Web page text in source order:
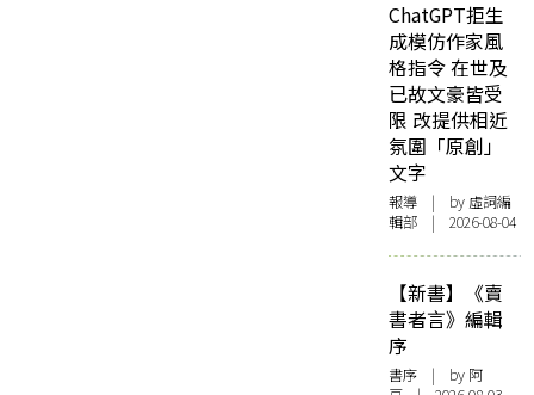
ChatGPT拒生
成模仿作家風
格指令 在世及
已故文豪皆受
限 改提供相近
氛圍「原創」
文字
報導 | by 虛詞編
輯部 | 2026-08-04
【新書】《賣
書者言》編輯
序
書序 | by 阿